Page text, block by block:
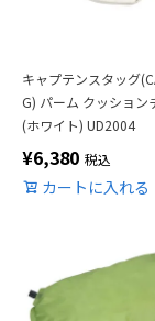
キャプテンスタッグ
G) パーム クッション
(ホワイト) UD2004
¥6,380 税込
カートに入れる